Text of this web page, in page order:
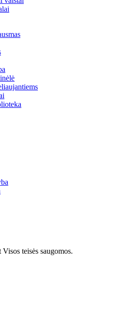
teisės saugomos.